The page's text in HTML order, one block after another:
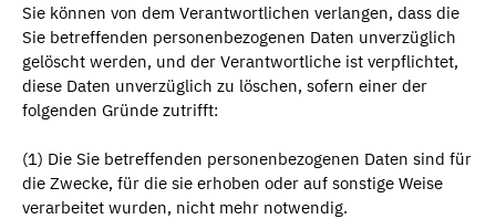
Sie können von dem Verantwortlichen verlangen, dass die
Sie betreffenden personenbezogenen Daten unverzüglich
gelöscht werden, und der Verantwortliche ist verpflichtet,
diese Daten unverzüglich zu löschen, sofern einer der
folgenden Gründe zutrifft:
(1) Die Sie betreffenden personenbezogenen Daten sind für
die Zwecke, für die sie erhoben oder auf sonstige Weise
verarbeitet wurden, nicht mehr notwendig.